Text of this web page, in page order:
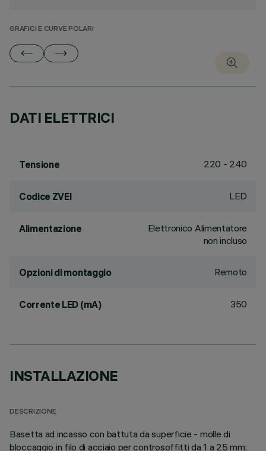
GRAFICI E CURVE POLARI
DATI ELETTRICI
Tensione 220 - 240
Codice ZVEI LED
Alimentazione
Elettronico Alimentatore
non incluso
Opzioni di montaggio Remoto
Corrente LED (mA) 350
INSTALLAZIONE
DESCRIZIONE
Basetta ad incasso con battuta da superficie - molle di
bloccaggio in filo di acciaio per controsoffitti da 1 a 25 mm;